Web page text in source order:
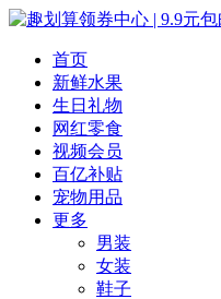
首页
新鲜水果
生日礼物
网红零食
视频会员
百亿补贴
宠物用品
更多
男装
女装
鞋子